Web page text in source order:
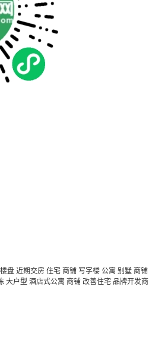
盘 近期交房 住宅 商铺 写字楼 公寓 别墅 商铺
大户型 酒店式公寓 商铺 改善住宅 品牌开发商